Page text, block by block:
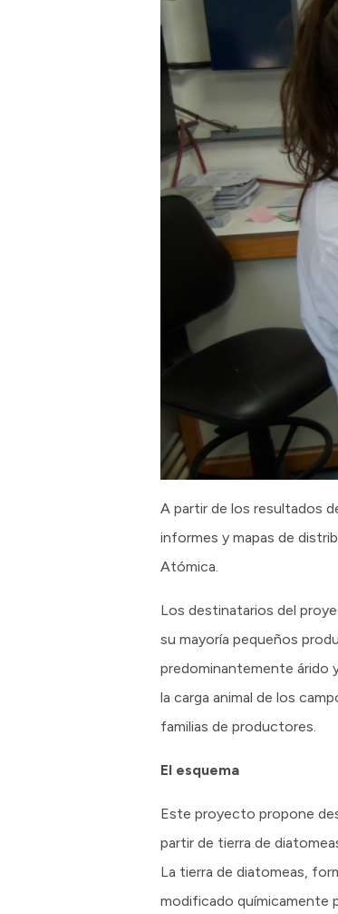
A partir de los resultados
informes y mapas de
Atómica.
Los destinatarios del
su mayoría pequeños
predominantemente árido
la carga animal de los
familias de productores.
El esquema
Este proyecto propone
partir de tierra de
La tierra de diatomeas,
modificado químicamente